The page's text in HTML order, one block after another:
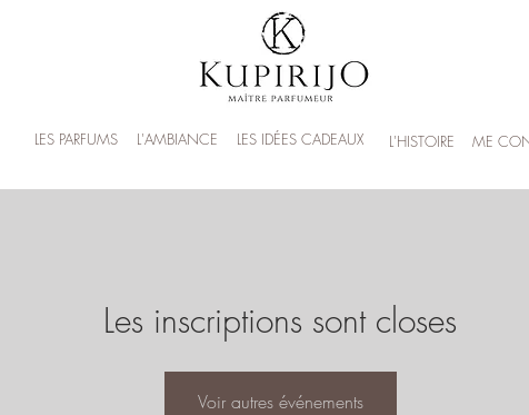
LES PARFUMS L'AMBIANCE LES IDÉES CADEAUX L'HISTOIRE ME
Les inscriptions sont closes
Voir autres événements